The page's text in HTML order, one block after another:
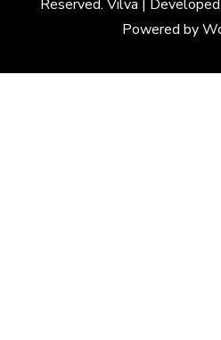
Reserved. Vilva |
Powered by